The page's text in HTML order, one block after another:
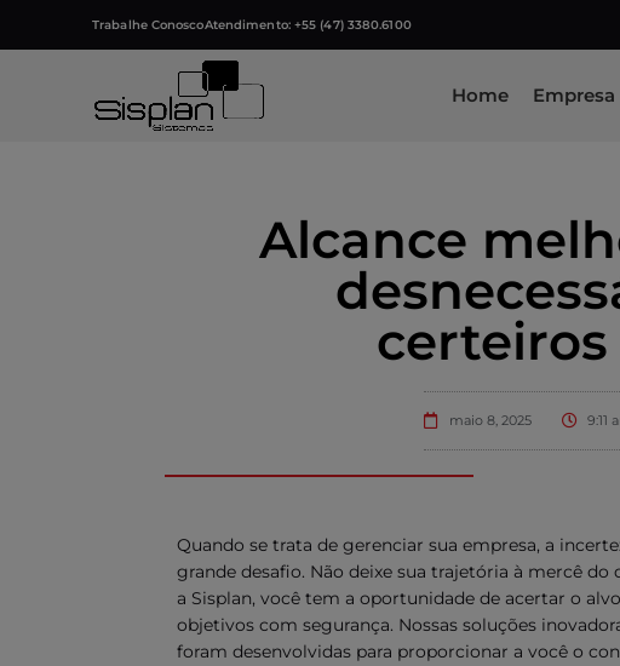
Trabalhe ConoscoAtendimento: +55 (47) 3380.6100
Home Empresa
Alcance
certeiros
maio 8, 2025 9:11
Quando se trata de gerenciar sua empresa, a
grande desafio. Não deixe sua trajetória à mercê do
a Sisplan, você tem a oportunidade de acertar o
objetivos com segurança. Nossas soluções
foram desenvolvidas para proporcionar a você o